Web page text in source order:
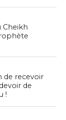
Cheikh
de recevoir
de
!